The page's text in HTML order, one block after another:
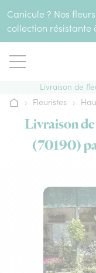
Canicule ? Nos
collection résistante
Livraison de
Accueil
› Fleuristes ›
Livraison
(70190)